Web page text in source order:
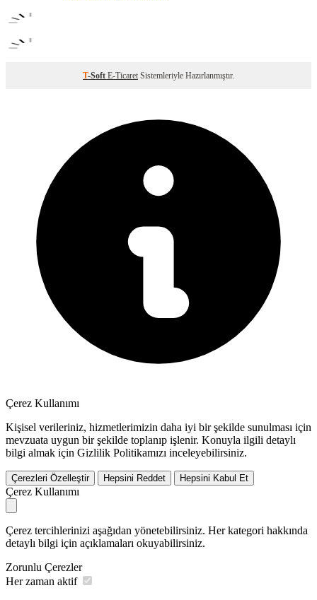
T-Soft E-Ticaret Sistemleriyle Hazırlanmıştır.
Çerez Kullanımı
Kişisel verileriniz, hizmetlerimizin daha iyi bir şekilde sunulması için
mevzuata uygun bir şekilde toplanıp işlenir. Konuyla ilgili detaylı
bilgi almak için Gizlilik Politikamızı inceleyebilirsiniz.
Çerezleri Özelleştir Hepsini Reddet Hepsini Kabul Et
Çerez Kullanımı
Çerez tercihlerinizi aşağıdan yönetebilirsiniz. Her kategori hakkında
detaylı bilgi için açıklamaları okuyabilirsiniz.
Zorunlu Çerezler
Her zaman aktif